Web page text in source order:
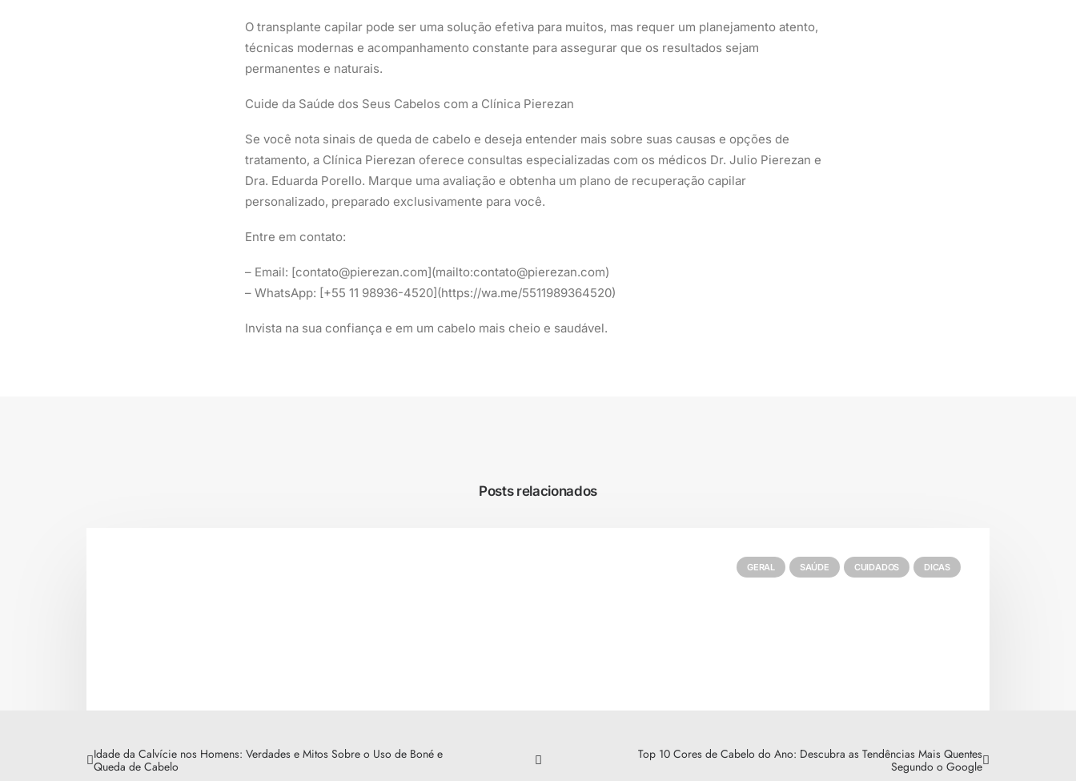
O transplante capilar pode ser uma solução efetiva para muitos, mas requer um planejamento atento,
técnicas modernas e acompanhamento constante para assegurar que os resultados sejam
permanentes e naturais.
Cuide da Saúde dos Seus Cabelos com a Clínica Pierezan
Se você nota sinais de queda de cabelo e deseja entender mais sobre suas causas e opções de
tratamento, a Clínica Pierezan oferece consultas especializadas com os médicos Dr. Julio Pierezan e
Dra. Eduarda Porello. Marque uma avaliação e obtenha um plano de recuperação capilar
personalizado, preparado exclusivamente para você.
Entre em contato:
– Email: [contato@pierezan.com](mailto:contato@pierezan.com)
– WhatsApp: [+55 11 98936-4520](https://wa.me/5511989364520)
Invista na sua confiança e em um cabelo mais cheio e saudável.
Posts relacionados
GERAL SAÚDE CUIDADOS DICAS
Idade da Calvície nos Homens: Verdades e Mitos Sobre o Uso de Boné e
Queda de Cabelo
Top 10 Cores de Cabelo do Ano: Descubra as Tendências Mais Quentes
Segundo o Google